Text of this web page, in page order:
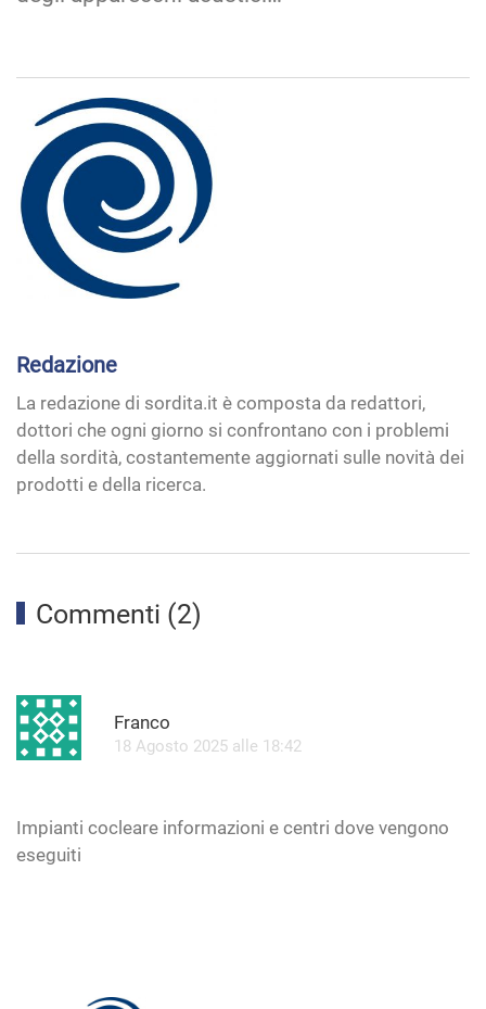
Redazione
La redazione di sordita.it è composta da redattori,
dottori che ogni giorno si confrontano con i problemi
della sordità, costantemente aggiornati sulle novità dei
prodotti e della ricerca.
Commenti (2)
Franco
18 Agosto 2025 alle 18:42
Impianti cocleare informazioni e centri dove vengono
eseguiti